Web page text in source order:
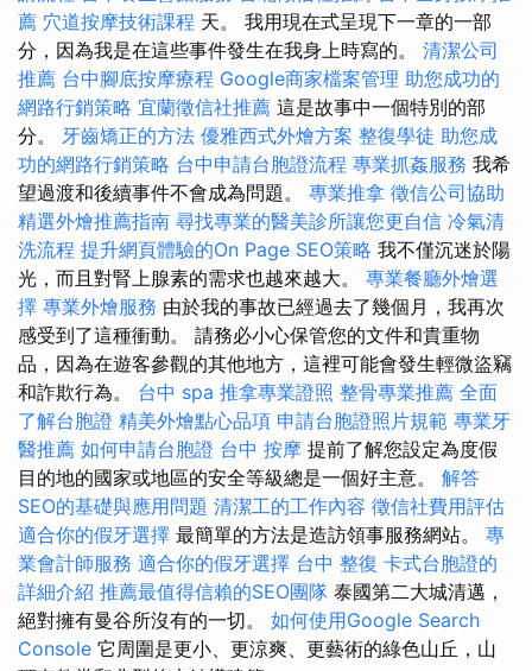
薦 穴道按摩技術課程 天。 我用現在式呈現下一章的一部
分，因為我是在這些事件發生在我身上時寫的。 清潔公司
推薦 台中腳底按摩療程 Google商家檔案管理 助您成功的
網路行銷策略 宜蘭徵信社推薦 這是故事中一個特別的部
分。 牙齒矯正的方法 優雅西式外燴方案 整復學徒 助您成
功的網路行銷策略 台中申請台胞證流程 專業抓姦服務 我希
望過渡和後續事件不會成為問題。 專業推拿 徵信公司協助
精選外燴推薦指南 尋找專業的醫美診所讓您更自信 冷氣清
洗流程 提升網頁體驗的On Page SEO策略 我不僅沉迷於陽
光，而且對腎上腺素的需求也越來越大。 專業餐廳外燴選
擇 專業外燴服務 由於我的事故已經過去了幾個月，我再次
感受到了這種衝動。 請務必小心保管您的文件和貴重物
品，因為在遊客參觀的其他地方，這裡可能會發生輕微盜竊
和詐欺行為。 台中 spa 推拿專業證照 整骨專業推薦 全面
了解台胞證 精美外燴點心品項 申請台胞證照片規範 專業牙
醫推薦 如何申請台胞證 台中 按摩 提前了解您設定為度假
目的地的國家或地區的安全等級總是一個好主意。 解答
SEO的基礎與應用問題 清潔工的工作內容 徵信社費用評估
適合你的假牙選擇 最簡單的方法是造訪領事服務網站。 專
業會計師服務 適合你的假牙選擇 台中 整復 卡式台胞證的
詳細介紹 推薦最值得信賴的SEO團隊 泰國第二大城清邁，
絕對擁有曼谷所沒有的一切。 如何使用Google Search
Console 它周圍是更小、更涼爽、更藝術的綠色山丘，山